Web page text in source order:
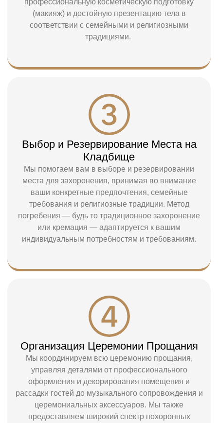
профессиональную косметическую подготовку
(макияж) и достойную презентацию тела в
соответствии с семейными и религиозными
традициями.
Выбор и Резервирование Места на
Кладбище
Мы помогаем вам в выборе и резервировании
места для захоронения, принимая во внимание
ваши конкретные предпочтения, семейные
требования и религиозные традиции. Метод
погребения — будь то традиционное захоронение
или кремация — адаптируется к вашим
индивидуальным потребностям и требованиям.
Организация Церемонии Прощания
Мы координируем всю церемонию прощания,
управляя деталями от профессионального
оформления и декорирования помещения и
рассадки гостей до музыкального сопровождения и
церемониальных аксессуаров. Мы также
предоставляем широкий спектр похоронных